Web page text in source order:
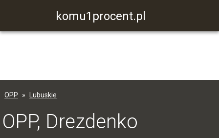
komu1procent.pl
OPP Lubuskie
OPP, Drezdenko